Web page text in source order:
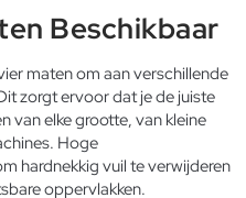
Beschikbaar
maten om aan verschillende
zorgt ervoor dat je de juiste
van elke grootte, van kleine
Hoge
hardnekkig vuil te verwijderen
oppervlakken.